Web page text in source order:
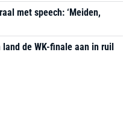
met speech: ‘Meiden,
de WK-finale aan in ruil